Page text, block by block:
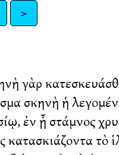
>
γὰρ
σκηνὴ ἡ
ἐν ᾗ στάμνος
τὸ